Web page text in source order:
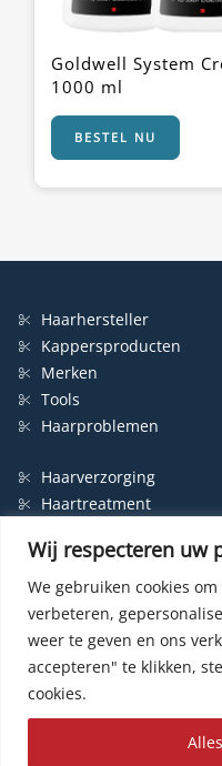
Wij respecteren uw
We gebruiken cookies
verbeteren,
weer te geven en ons
accepteren" te klikken,
cookies.
Goldwell System
1000 ml
BESTEL NU
Haarhersteller
Kappersproducten
Merken
Tools
Haarproblemen
Haarverzorging
Haartreatment
Styling
Shampoo
Haarverf
Permanente haarverf
Semi-permanente
Haarverf zonder